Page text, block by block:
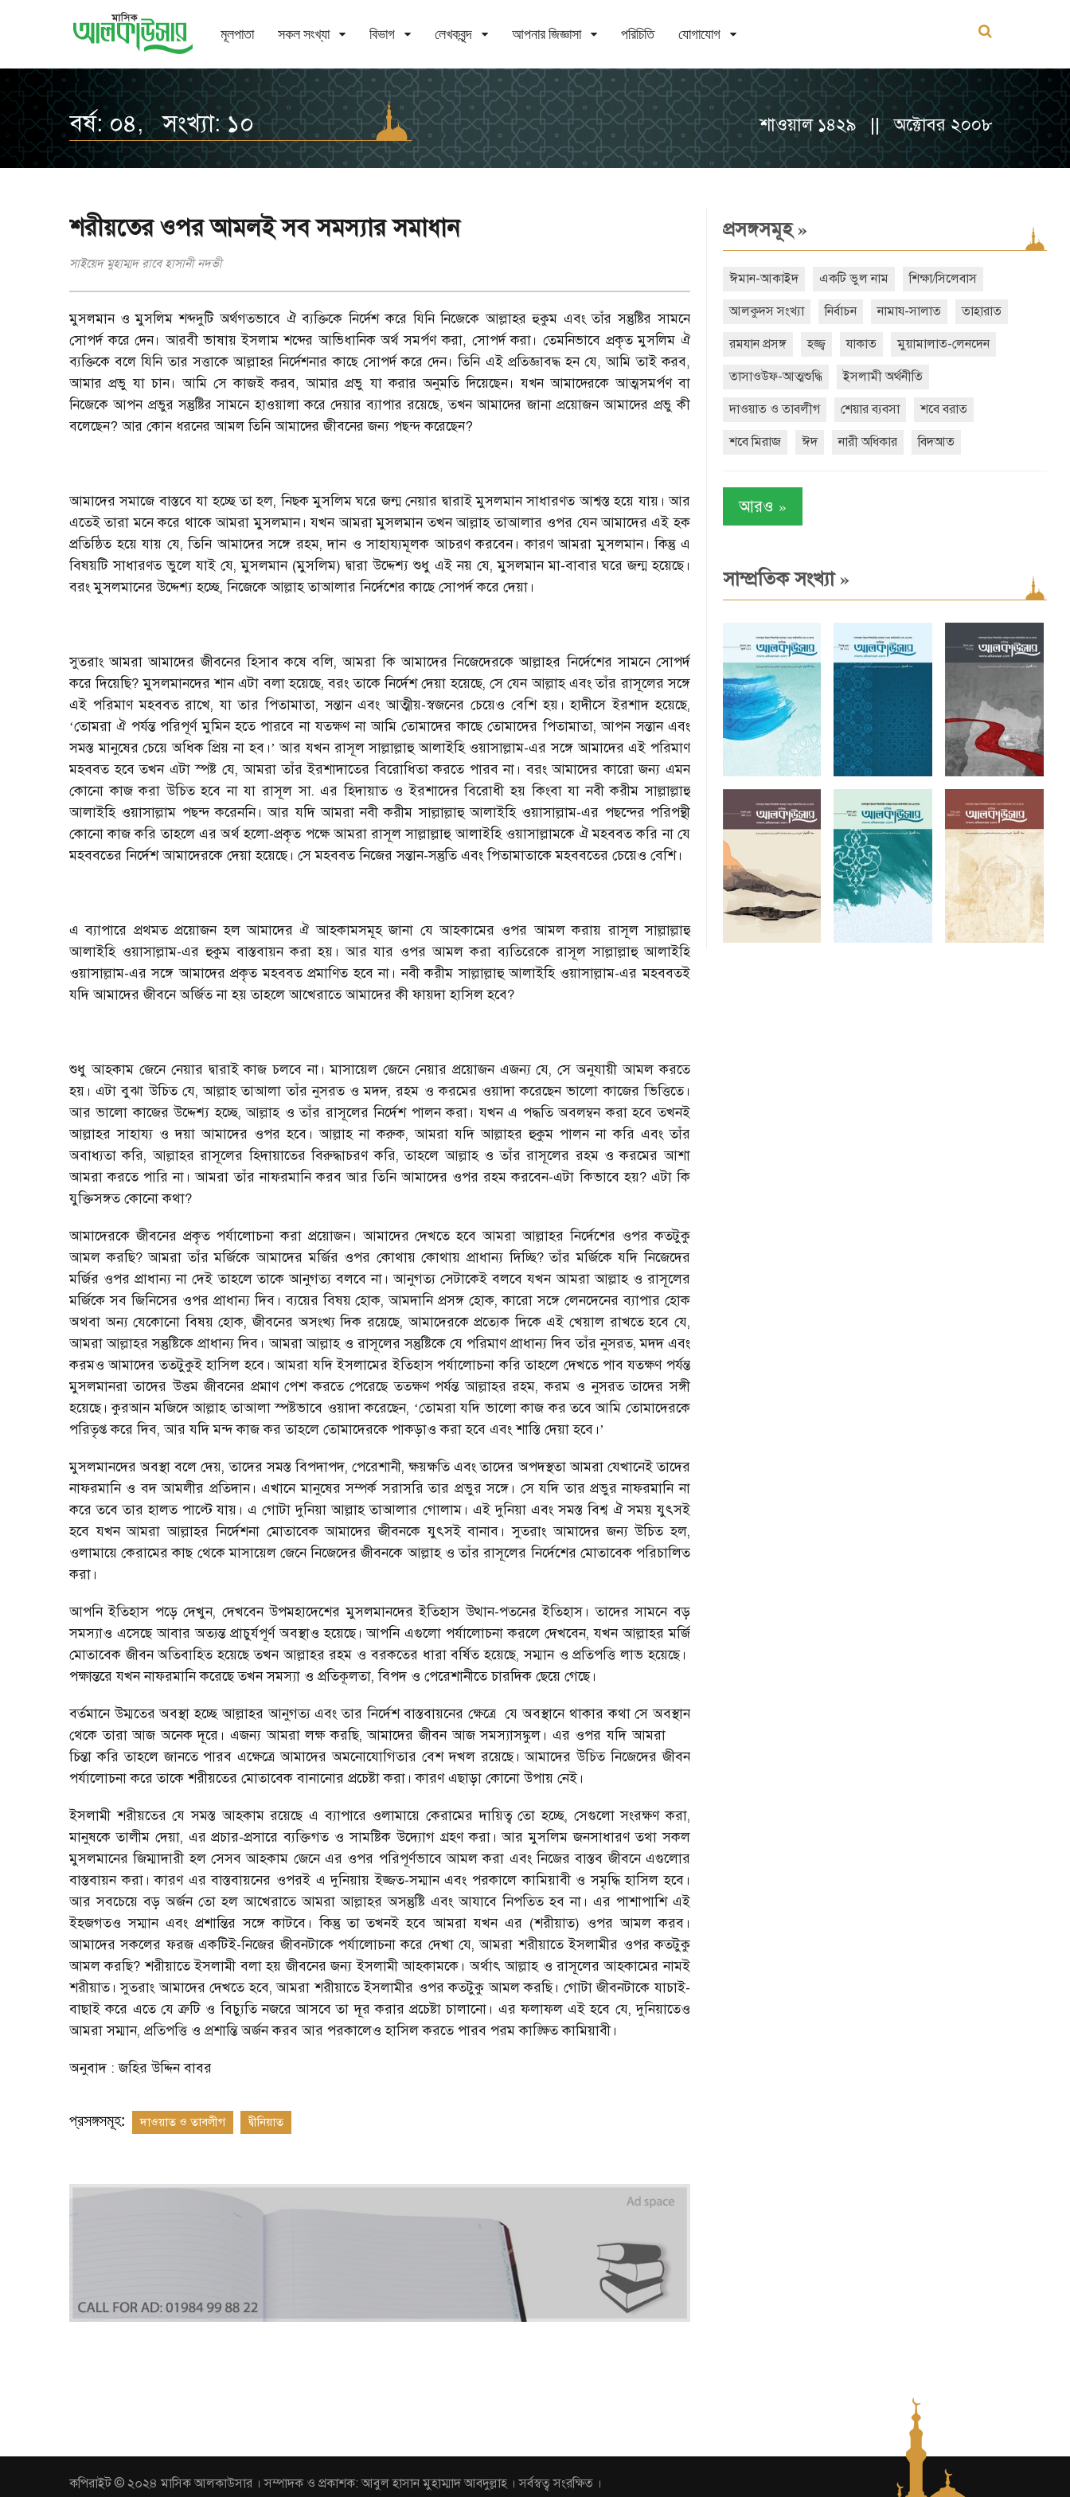
মূলপাতা সকল সংখ্যা বিভাগ লেখকবৃন্দ আপনার জিজ্ঞাসা পরিচিতি যোগাযোগ
বর্ষ: ০৪, সংখ্যা: ১০ শাওয়াল ১৪২৯ || অক্টোবর ২০০৮
শরীয়তের ওপর আমলই সব সমস্যার সমাধান
সাইয়েদ মুহাম্মদ রাবে হাসানী নদভী
মুসলমান ও মুসলিম শব্দদুটি অর্থগতভাবে ঐ ব্যক্তিকে নির্দেশ করে যিনি নিজেকে আল্লাহর হুকুম এবং তাঁর সন্তুষ্টির সামনে
সোপর্দ করে দেন। আরবী ভাষায় ইসলাম শব্দের আভিধানিক অর্থ সমর্পণ করা, সোপর্দ করা। তেমনিভাবে প্রকৃত মুসলিম ঐ
ব্যক্তিকে বলে যিনি তার সত্তাকে আল্লাহর নির্দেশনার কাছে সোপর্দ করে দেন। তিনি এই প্রতিজ্ঞাবদ্ধ হন যে, আমি তাই করব,
আমার প্রভু যা চান। আমি সে কাজই করব, আমার প্রভু যা করার অনুমতি দিয়েছেন। যখন আমাদেরকে আত্মসমর্পণ বা
নিজেকে আপন প্রভুর সন্তুষ্টির সামনে হাওয়ালা করে দেয়ার ব্যাপার রয়েছে, তখন আমাদের জানা প্রয়োজন আমাদের প্রভু কী
বলেছেন? আর কোন ধরনের আমল তিনি আমাদের জীবনের জন্য পছন্দ করেছেন?
আমাদের সমাজে বাস্তবে যা হচ্ছে তা হল, নিছক মুসলিম ঘরে জন্ম নেয়ার দ্বারাই মুসলমান সাধারণত আশ্বস্ত হয়ে যায়। আর
এতেই তারা মনে করে থাকে আমরা মুসলমান। যখন আমরা মুসলমান তখন আল্লাহ তাআলার ওপর যেন আমাদের এই হক
প্রতিষ্ঠিত হয়ে যায় যে, তিনি আমাদের সঙ্গে রহম, দান ও সাহায্যমূলক আচরণ করবেন। কারণ আমরা মুসলমান। কিন্তু এ
বিষয়টি সাধারণত ভুলে যাই যে, মুসলমান (মুসলিম) দ্বারা উদ্দেশ্য শুধু এই নয় যে, মুসলমান মা-বাবার ঘরে জন্ম হয়েছে।
বরং মুসলমানের উদ্দেশ্য হচ্ছে, নিজেকে আল্লাহ তাআলার নির্দেশের কাছে সোপর্দ করে দেয়া।
সুতরাং আমরা আমাদের জীবনের হিসাব কষে বলি, আমরা কি আমাদের নিজেদেরকে আল্লাহর নির্দেশের সামনে সোপর্দ
করে দিয়েছি? মুসলমানদের শান এটা বলা হয়েছে, বরং তাকে নির্দেশ দেয়া হয়েছে, সে যেন আল্লাহ এবং তাঁর রাসূলের সঙ্গে
এই পরিমাণ মহববত রাখে, যা তার পিতামাতা, সন্তান এবং আত্মীয়-স্বজনের চেয়েও বেশি হয়। হাদীসে ইরশাদ হয়েছে,
‘তোমরা ঐ পর্যন্ত পরিপূর্ণ মুমিন হতে পারবে না যতক্ষণ না আমি তোমাদের কাছে তোমাদের পিতামাতা, আপন সন্তান এবং
সমস্ত মানুষের চেয়ে অধিক প্রিয় না হব।’ আর যখন রাসূল সাল্লাল্লাহু আলাইহি ওয়াসাল্লাম-এর সঙ্গে আমাদের এই পরিমাণ
মহববত হবে তখন এটা স্পষ্ট যে, আমরা তাঁর ইরশাদাতের বিরোধিতা করতে পারব না। বরং আমাদের কারো জন্য এমন
কোনো কাজ করা উচিত হবে না যা রাসূল সা. এর হিদায়াত ও ইরশাদের বিরোধী হয় কিংবা যা নবী করীম সাল্লাল্লাহু
আলাইহি ওয়াসাল্লাম পছন্দ করেননি। আর যদি আমরা নবী করীম সাল্লাল্লাহু আলাইহি ওয়াসাল্লাম-এর পছন্দের পরিপন্থী
কোনো কাজ করি তাহলে এর অর্থ হলো-প্রকৃত পক্ষে আমরা রাসূল সাল্লাল্লাহু আলাইহি ওয়াসাল্লামকে ঐ মহববত করি না যে
মহববতের নির্দেশ আমাদেরকে দেয়া হয়েছে। সে মহববত নিজের সন্তান-সন্তুতি এবং পিতামাতাকে মহববতের চেয়েও বেশি।
এ ব্যাপারে প্রথমত প্রয়োজন হল আমাদের ঐ আহকামসমূহ জানা যে আহকামের ওপর আমল করায় রাসূল সাল্লাল্লাহু
আলাইহি ওয়াসাল্লাম-এর হুকুম বাস্তবায়ন করা হয়। আর যার ওপর আমল করা ব্যতিরেকে রাসূল সাল্লাল্লাহু আলাইহি
ওয়াসাল্লাম-এর সঙ্গে আমাদের প্রকৃত মহববত প্রমাণিত হবে না। নবী করীম সাল্লাল্লাহু আলাইহি ওয়াসাল্লাম-এর মহববতই
যদি আমাদের জীবনে অর্জিত না হয় তাহলে আখেরাতে আমাদের কী ফায়দা হাসিল হবে?
শুধু আহকাম জেনে নেয়ার দ্বারাই কাজ চলবে না। মাসায়েল জেনে নেয়ার প্রয়োজন এজন্য যে, সে অনুযায়ী আমল করতে
হয়। এটা বুঝা উচিত যে, আল্লাহ তাআলা তাঁর নুসরত ও মদদ, রহম ও করমের ওয়াদা করেছেন ভালো কাজের ভিত্তিতে।
আর ভালো কাজের উদ্দেশ্য হচ্ছে, আল্লাহ ও তাঁর রাসূলের নির্দেশ পালন করা। যখন এ পদ্ধতি অবলম্বন করা হবে তখনই
আল্লাহর সাহায্য ও দয়া আমাদের ওপর হবে। আল্লাহ না করুক, আমরা যদি আল্লাহর হুকুম পালন না করি এবং তাঁর
অবাধ্যতা করি, আল্লাহর রাসূলের হিদায়াতের বিরুদ্ধাচরণ করি, তাহলে আল্লাহ ও তাঁর রাসূলের রহম ও করমের আশা
আমরা করতে পারি না। আমরা তাঁর নাফরমানি করব আর তিনি আমাদের ওপর রহম করবেন-এটা কিভাবে হয়? এটা কি
যুক্তিসঙ্গত কোনো কথা?
আমাদেরকে জীবনের প্রকৃত পর্যালোচনা করা প্রয়োজন। আমাদের দেখতে হবে আমরা আল্লাহর নির্দেশের ওপর কতটুকু
আমল করছি? আমরা তাঁর মর্জিকে আমাদের মর্জির ওপর কোথায় কোথায় প্রাধান্য দিচ্ছি? তাঁর মর্জিকে যদি নিজেদের
মর্জির ওপর প্রাধান্য না দেই তাহলে তাকে আনুগত্য বলবে না। আনুগত্য সেটাকেই বলবে যখন আমরা আল্লাহ ও রাসূলের
মর্জিকে সব জিনিসের ওপর প্রাধান্য দিব। ব্যয়ের বিষয় হোক, আমদানি প্রসঙ্গ হোক, কারো সঙ্গে লেনদেনের ব্যাপার হোক
অথবা অন্য যেকোনো বিষয় হোক, জীবনের অসংখ্য দিক রয়েছে, আমাদেরকে প্রত্যেক দিকে এই খেয়াল রাখতে হবে যে,
আমরা আল্লাহর সন্তুষ্টিকে প্রাধান্য দিব। আমরা আল্লাহ ও রাসূলের সন্তুষ্টিকে যে পরিমাণ প্রাধান্য দিব তাঁর নুসরত, মদদ এবং
করমও আমাদের ততটুকুই হাসিল হবে। আমরা যদি ইসলামের ইতিহাস পর্যালোচনা করি তাহলে দেখতে পাব যতক্ষণ পর্যন্ত
মুসলমানরা তাদের উত্তম জীবনের প্রমাণ পেশ করতে পেরেছে ততক্ষণ পর্যন্ত আল্লাহর রহম, করম ও নুসরত তাদের সঙ্গী
হয়েছে। কুরআন মজিদে আল্লাহ তাআলা স্পষ্টভাবে ওয়াদা করেছেন, ‘তোমরা যদি ভালো কাজ কর তবে আমি তোমাদেরকে
পরিতৃপ্ত করে দিব, আর যদি মন্দ কাজ কর তাহলে তোমাদেরকে পাকড়াও করা হবে এবং শাস্তি দেয়া হবে।’
মুসলমানদের অবস্থা বলে দেয়, তাদের সমস্ত বিপদাপদ, পেরেশানী, ক্ষয়ক্ষতি এবং তাদের অপদস্থতা আমরা যেখানেই তাদের
নাফরমানি ও বদ আমলীর প্রতিদান। এখানে মানুষের সম্পর্ক সরাসরি তার প্রভুর সঙ্গে। সে যদি তার প্রভুর নাফরমানি না
করে তবে তার হালত পাল্টে যায়। এ গোটা দুনিয়া আল্লাহ তাআলার গোলাম। এই দুনিয়া এবং সমস্ত বিশ্ব ঐ সময় যুৎসই
হবে যখন আমরা আল্লাহর নির্দেশনা মোতাবেক আমাদের জীবনকে যুৎসই বানাব। সুতরাং আমাদের জন্য উচিত হল,
ওলামায়ে কেরামের কাছ থেকে মাসায়েল জেনে নিজেদের জীবনকে আল্লাহ ও তাঁর রাসূলের নির্দেশের মোতাবেক পরিচালিত
করা।
আপনি ইতিহাস পড়ে দেখুন, দেখবেন উপমহাদেশের মুসলমানদের ইতিহাস উত্থান-পতনের ইতিহাস। তাদের সামনে বড়
সমস্যাও এসেছে আবার অত্যন্ত প্রাচুর্যপূর্ণ অবস্থাও হয়েছে। আপনি এগুলো পর্যালোচনা করলে দেখবেন, যখন আল্লাহর মর্জি
মোতাবেক জীবন অতিবাহিত হয়েছে তখন আল্লাহর রহম ও বরকতের ধারা বর্ষিত হয়েছে, সম্মান ও প্রতিপত্তি লাভ হয়েছে।
পক্ষান্তরে যখন নাফরমানি করেছে তখন সমস্যা ও প্রতিকূলতা, বিপদ ও পেরেশানীতে চারদিক ছেয়ে গেছে।
বর্তমানে উম্মতের অবস্থা হচ্ছে আল্লাহর আনুগত্য এবং তার নির্দেশ বাস্তবায়নের ক্ষেত্রে যে অবস্থানে থাকার কথা সে অবস্থান
থেকে তারা আজ অনেক দূরে। এজন্য আমরা লক্ষ করছি, আমাদের জীবন আজ সমস্যাসঙ্কুল। এর ওপর যদি আমরা
চিন্তা করি তাহলে জানতে পারব এক্ষেত্রে আমাদের অমনোযোগিতার বেশ দখল রয়েছে। আমাদের উচিত নিজেদের জীবন
পর্যালোচনা করে তাকে শরীয়তের মোতাবেক বানানোর প্রচেষ্টা করা। কারণ এছাড়া কোনো উপায় নেই।
ইসলামী শরীয়তের যে সমস্ত আহকাম রয়েছে এ ব্যাপারে ওলামায়ে কেরামের দায়িত্ব তো হচ্ছে, সেগুলো সংরক্ষণ করা,
মানুষকে তালীম দেয়া, এর প্রচার-প্রসারে ব্যক্তিগত ও সামষ্টিক উদ্যোগ গ্রহণ করা। আর মুসলিম জনসাধারণ তথা সকল
মুসলমানের জিম্মাদারী হল সেসব আহকাম জেনে এর ওপর পরিপূর্ণভাবে আমল করা এবং নিজের বাস্তব জীবনে এগুলোর
বাস্তবায়ন করা। কারণ এর বাস্তবায়নের ওপরই এ দুনিয়ায় ইজ্জত-সম্মান এবং পরকালে কামিয়াবী ও সমৃদ্ধি হাসিল হবে।
আর সবচেয়ে বড় অর্জন তো হল আখেরাতে আমরা আল্লাহর অসন্তুষ্টি এবং আযাবে নিপতিত হব না। এর পাশাপাশি এই
ইহজগতও সম্মান এবং প্রশান্তির সঙ্গে কাটবে। কিন্তু তা তখনই হবে আমরা যখন এর (শরীয়াত) ওপর আমল করব।
আমাদের সকলের ফরজ একটিই-নিজের জীবনটাকে পর্যালোচনা করে দেখা যে, আমরা শরীয়াতে ইসলামীর ওপর কতটুকু
আমল করছি? শরীয়াতে ইসলামী বলা হয় জীবনের জন্য ইসলামী আহকামকে। অর্থাৎ আল্লাহ ও রাসূলের আহকামের নামই
শরীয়াত। সুতরাং আমাদের দেখতে হবে, আমরা শরীয়াতে ইসলামীর ওপর কতটুকু আমল করছি। গোটা জীবনটাকে যাচাই-
বাছাই করে এতে যে ত্রুটি ও বিচ্যুতি নজরে আসবে তা দূর করার প্রচেষ্টা চালানো। এর ফলাফল এই হবে যে, দুনিয়াতেও
আমরা সম্মান, প্রতিপত্তি ও প্রশান্তি অর্জন করব আর পরকালেও হাসিল করতে পারব পরম কাঙ্ক্ষিত কামিয়াবী।
অনুবাদ : জহির উদ্দিন বাবর
প্রসঙ্গসমূহ: দাওয়াত ও তাবলীগ দ্বীনিয়াত
প্রসঙ্গসমূহ»
ঈমান-আকাইদ একটি ভুল নাম শিক্ষা/সিলেবাস
আলকুদস সংখ্যা নির্বাচন নামায-সালাত তাহারাত
রমযান প্রসঙ্গ হজ্জ্ব যাকাত মুয়ামালাত-লেনদেন
তাসাওউফ-আত্মশুদ্ধি ইসলামী অর্থনীতি
দাওয়াত ও তাবলীগ শেয়ার ব্যবসা শবে বরাত
শবে মিরাজ ঈদ নারী অধিকার বিদআত
আরও »
সাম্প্রতিক সংখ্যা»
কপিরাইট © ২০২৪ মাসিক আলকাউসার । সম্পাদক ও প্রকাশক: আবুল হাসান মুহাম্মাদ আবদুল্লাহ । সর্বস্বত্ব সংরক্ষিত ।